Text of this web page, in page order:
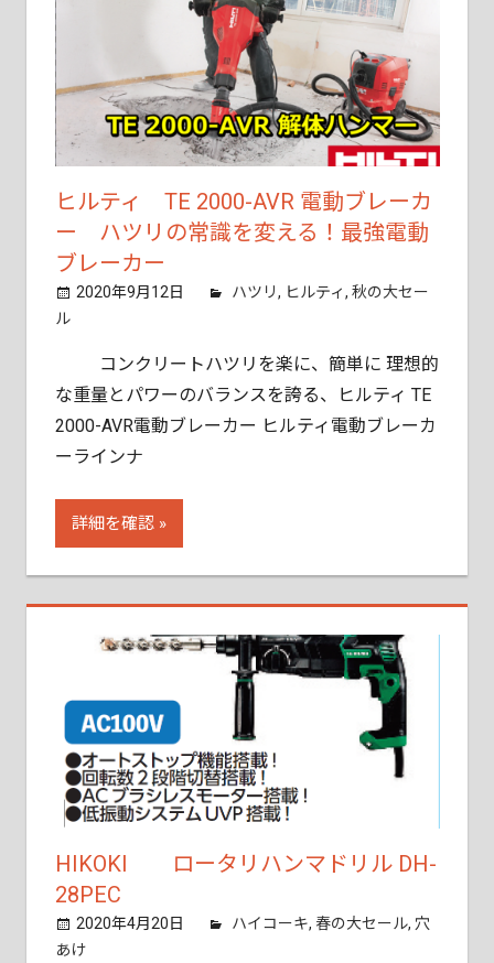
ヒルティ TE 2000-AVR 電動ブレーカ
ー ハツリの常識を変える！最強電動
ブレーカー
2020年9月12日 tobita11
ハツリ, ヒルティ, 秋の大セー
ル
コンクリートハツリを楽に、簡単に 理想的
な重量とパワーのバランスを誇る、ヒルティ TE
2000-AVR電動ブレーカー ヒルティ電動ブレーカ
ーラインナ
詳細を確認
HIKOKI ロータリハンマドリル DH-
28PEC
2020年4月20日 tobita11
ハイコーキ, 春の大セール, 穴
あけ